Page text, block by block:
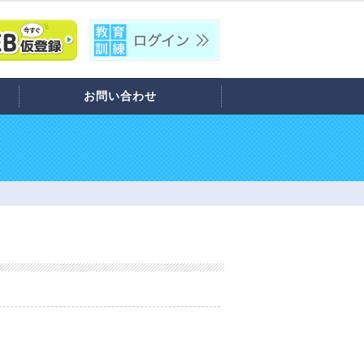
お問い合わせ